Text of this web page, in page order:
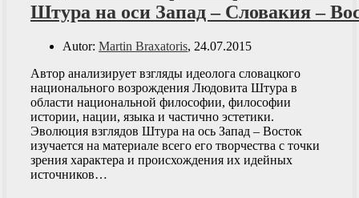
Штура на оси Запад – Словакия –
Autor: Martin Braxatoris, 24.07.2015
Автор анализирует взгляды идеолога словацкого
национального возрождения Людовита Штура в
области национальной философии, философии
истории, нации, языка и частично эстетики.
Эволюция взглядов Штура на ось Запад – Восток
изучается на материале всего его творчества с точки
зрения характера и происхождения их идейных
источников…